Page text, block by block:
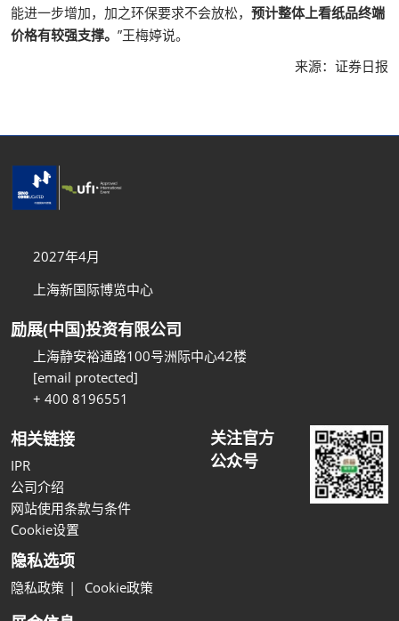
能进一步增加，加之环保要求不会放松， 预计整体上看纸品终端
价格有较强支撑。 ”王梅婷说。
来源：证券日报
2027年4月
上海新国际博览中心
励展(中国)投资有限公司
上海静安裕通路100号洲际中心42楼
[email protected]
+ 400 8196551
相关链接
IPR
公司介绍
网站使用条款与条件
Cookie设置
关注官方
公众号
隐私选项
隐私政策 Cookie政策